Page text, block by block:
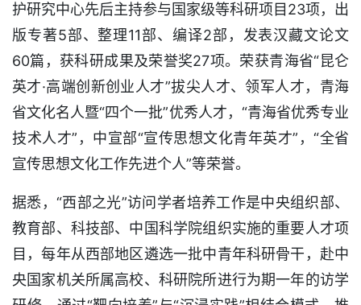
护研究中心先后主持参与国家级等科研项目23项，出
版专著5部、整理11部、编译2部，发表汉藏文论文
60篇，获科研成果及荣誉奖27项。荣获青海省“昆仑
英才·高端创新创业人才”拔尖人才、领军人才，青海
省文化名人暨“四个一批”优秀人才，“青海省优秀专业
技术人才”，中宣部“宣传思想文化青年英才”，“全省
宣传思想文化工作先进个人”等荣誉。
据悉，“西部之光”访问学者培养工作是中央组织部、
教育部、科技部、中国科学院组织实施的重要人才项
目，每年从西部地区遴选一批中青年科研骨干，赴中
央国家机关所属高校、科研院所进行为期一年的访学